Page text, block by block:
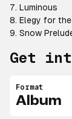
7. Luminous
8. Elegy for
9. Snow
Get
Format
Album